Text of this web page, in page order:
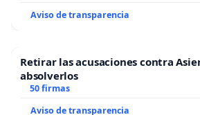
Aviso de transparencia
Retirar las acusaciones contra
absolverlos
50 firmas
Aviso de transparencia